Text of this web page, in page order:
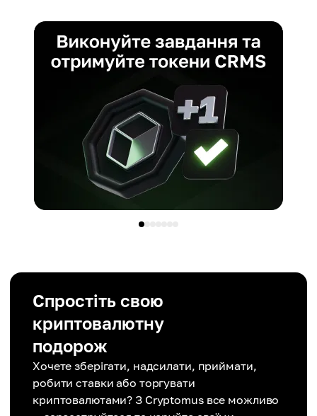
Спростіть свою
криптовалютну
подорож
Хочете зберігати, надсилати, приймати,
робити ставки або торгувати
криптовалютами? З Cryptomus все можливо